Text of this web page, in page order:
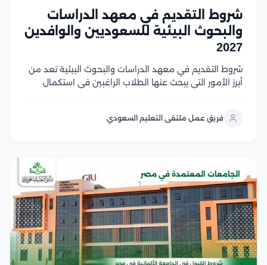
شروط التقديم في معهد الدراسات
والبحوث البيئية للسعوديين والوافدين
2027
شروط التقديم في معهد الدراسات والبحوث البيئية تعد من
أبرز الأمور التي يبحث عنها الطلاب الراغبين في استكمال
المطلوبة، والالتزام بالضوابط التي يحددها المعهد والجهات
فريق عمل ملتقى التعليم السعودي
الجامعات المعتمدة في مصر